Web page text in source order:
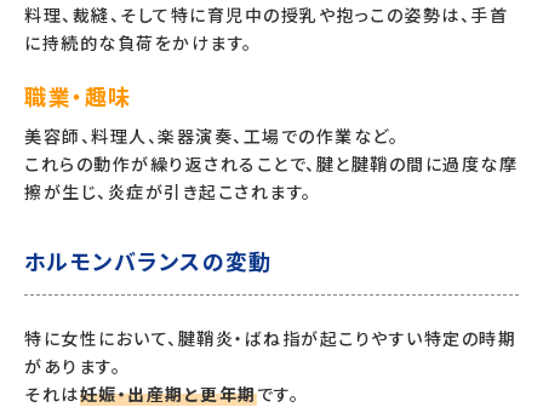
料理、裁縫、そして特に育児中の授乳や抱っこの姿勢は、手首
に持続的な負荷をかけます。
職業・趣味
美容師、料理人、楽器演奏、工場での作業など。
これらの動作が繰り返されることで、腱と腱鞘の間に過度な摩
擦が生じ、炎症が引き起こされます。
ホルモンバランスの変動
特に女性において、腱鞘炎・ばね指が起こりやすい特定の時期
があります。
それは妊娠・出産期と更年期です。